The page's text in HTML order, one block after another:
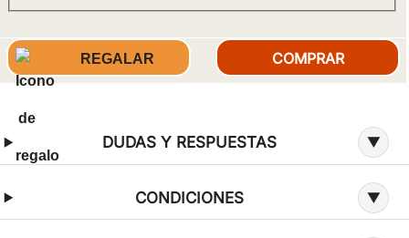
REGALAR
Información adicional sobre la oferta
DUDAS Y RESPUESTAS
CONDICIONES